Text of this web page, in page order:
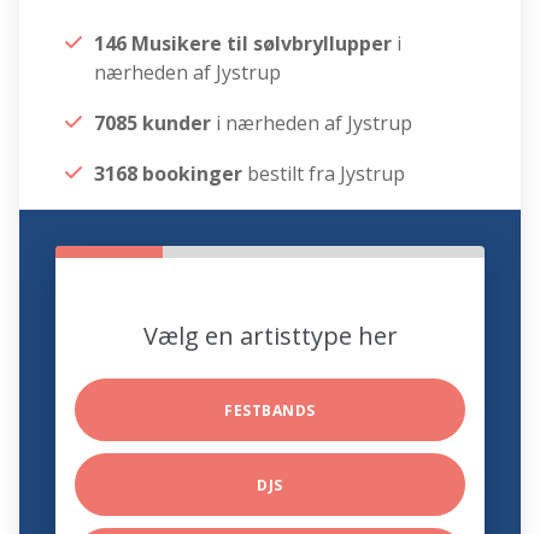
146 Musikere til sølvbryllupper i
nærheden af Jystrup
7085 kunder i nærheden af Jystrup
3168 bookinger bestilt fra Jystrup
Vælg en artisttype her
FESTBANDS
DJS